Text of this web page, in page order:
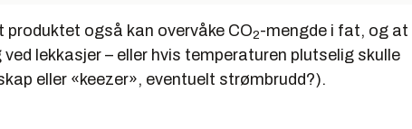
også kan overvåke CO2-mengde i fat, og at
lekkasjer – eller hvis temperaturen plutselig skulle
eller «keezer», eventuelt strømbrudd?).